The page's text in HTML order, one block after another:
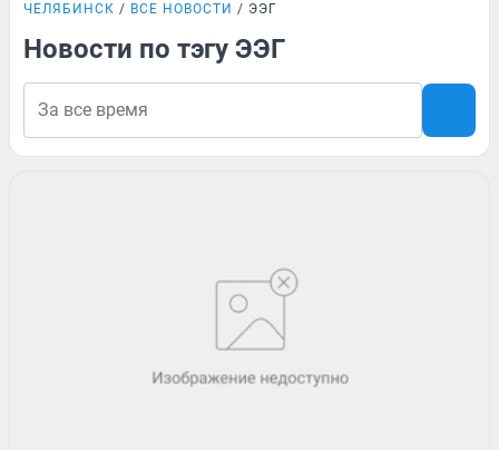
ЧЕЛЯБИНСК ВСЕ НОВОСТИ ЭЭГ
Новости по тэгу ЭЭГ